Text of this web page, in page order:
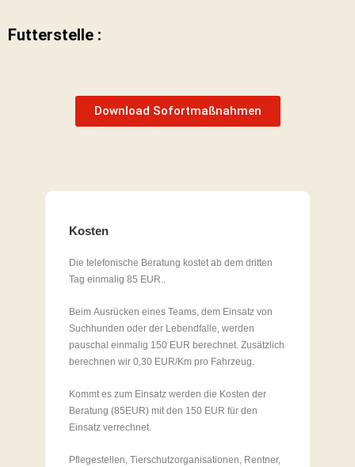
Futterstelle :
Download Sofortmaßnahmen
Kosten
Die telefonische Beratung kostet ab dem dritten
Tag einmalig 85 EUR..
Beim Ausrücken eines Teams, dem Einsatz von
Suchhunden oder der Lebendfalle, werden
pauschal einmalig 150 EUR berechnet. Zusätzlich
berechnen wir 0,30 EUR/Km pro Fahrzeug.
Kommt es zum Einsatz werden die Kosten der
Beratung (85EUR) mit den 150 EUR für den
Einsatz verrechnet.
Pflegestellen, Tierschutzorganisationen, Rentner,